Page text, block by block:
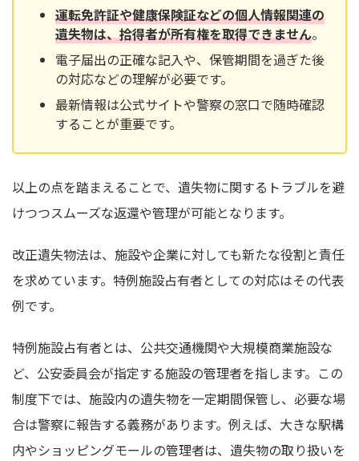
運転免許証や健康保険証などの個人情報関連の
遺失物は、拾得者が所有権を取得できません。
電子届出の正確な記入や、保管期間を過ぎた後
の対応などの理解が必要です。
最新情報は公式サイトや警察の窓口で随時確認
することが重要です。
以上の点を踏まえることで、遺失物に関するトラブルを避
けつつスムーズな返還や管理が可能となります。
改正遺失物法は、施設や企業に対しても新たな役割と責任
を求めています。特例施設占有者としての対応はその代表
例です。
特例施設占有者とは、公共交通機関や大規模商業施設な
ど、公安委員会が指定する施設の管理者を指します。この
制度下では、施設内の遺失物を一定期間保管し、必要な場
合は警察に報告する義務があります。例えば、大きな駅構
内やショッピングモールの管理者は、遺失物の取り扱いを